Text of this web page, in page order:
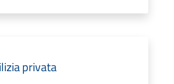
privata